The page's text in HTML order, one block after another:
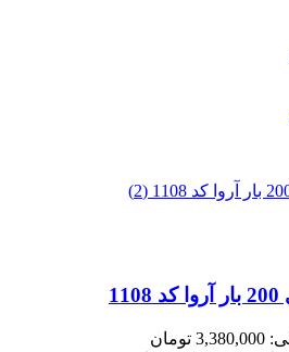
قیمت اصلی: 3,380,000 تومان